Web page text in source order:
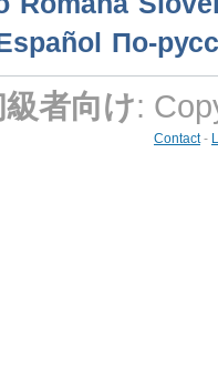
По-
者向け:
Contact-